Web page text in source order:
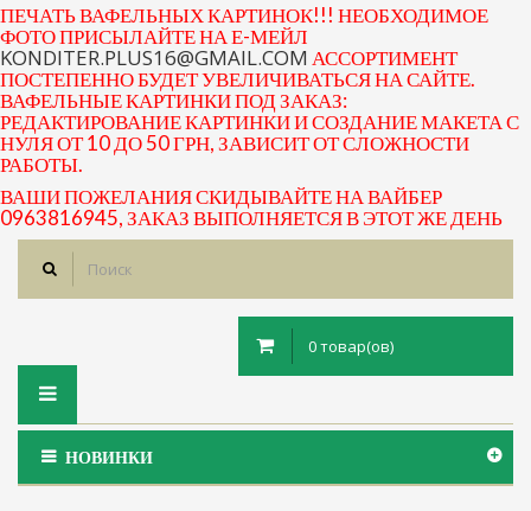
ПЕЧАТЬ ВАФЕЛЬНЫХ КАРТИНОК!!! НЕОБХОДИМОЕ
ФОТО ПРИСЫЛАЙТЕ НА Е-МЕЙЛ
KONDITER.PLUS16@GMAIL.COM АССОРТИМЕНТ
ПОСТЕПЕННО БУДЕТ УВЕЛИЧИВАТЬСЯ НА САЙТЕ.
ВАФЕЛЬНЫЕ КАРТИНКИ ПОД ЗАКАЗ:
РЕДАКТИРОВАНИЕ КАРТИНКИ И СОЗДАНИЕ МАКЕТА С
НУЛЯ ОТ 10 ДО 50 ГРН, ЗАВИСИТ ОТ СЛОЖНОСТИ
РАБОТЫ.
ВАШИ ПОЖЕЛАНИЯ СКИДЫВАЙТЕ НА ВАЙБЕР
0963816945, ЗАКАЗ ВЫПОЛНЯЕТСЯ В ЭТОТ ЖЕ ДЕНЬ
0 товар(ов)
Toggle
НОВИНКИ